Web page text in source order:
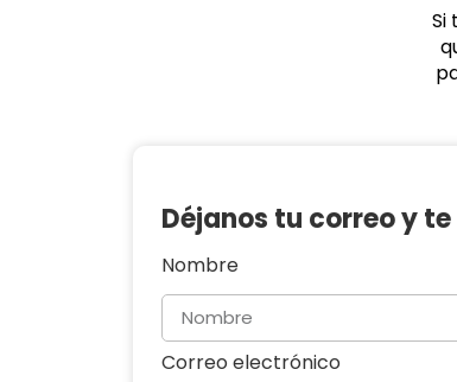
Si
Déjanos tu correo y
Nombre
Correo electrónico